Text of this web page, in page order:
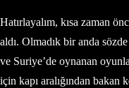
Hatırlayalım, kısa zaman
aldı. Olmadık bir anda
ve Suriye’de oynanan
için kapı aralığından